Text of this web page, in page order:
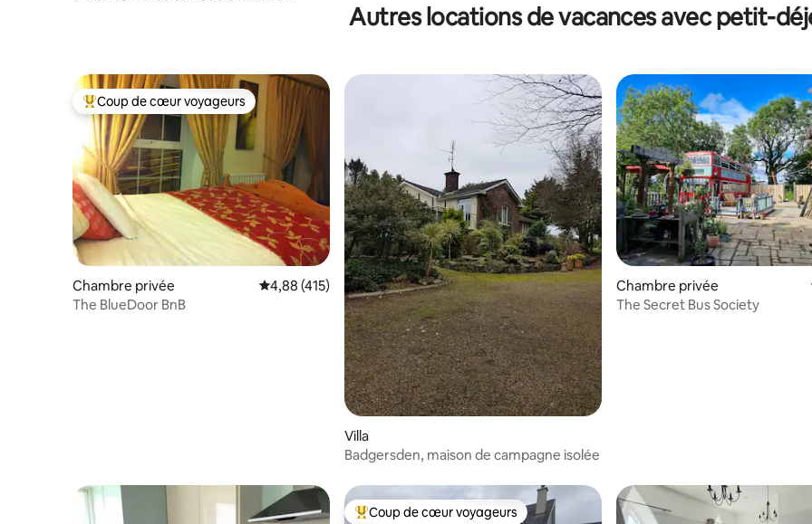
Autres locations de vacances avec petit-
Coups de cœur voyageurs les plus appréciés
Coup de cœur voyageurs
Chambre privée Évaluation moyenne sur la base de 415 commentaires : 4,88 sur 5
4,88 (415)
The BlueDoor BnB
Villa
Badgersden, maison de campagne isolée
Chambre privée
The Secret Bus Society
Coups de cœur voyageurs les plus appréciés
Coup de cœur voyageurs